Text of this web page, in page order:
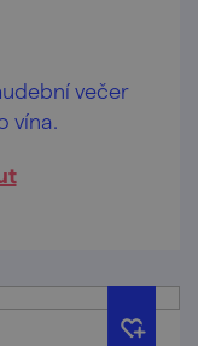
večer
vína.